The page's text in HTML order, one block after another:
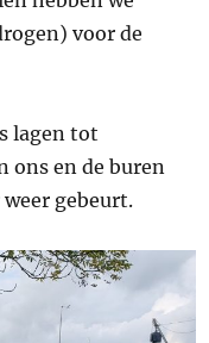
voor de
lagen tot
ons en de buren
gebeurt.